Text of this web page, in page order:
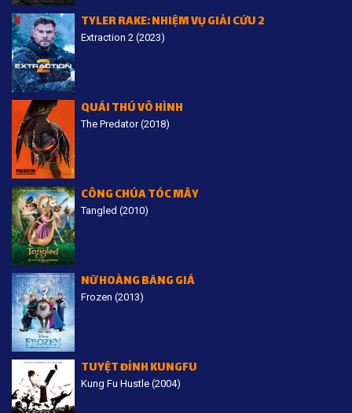
TYLER RAKE: NHIỆM VỤ GIẢI CỨU 2
Extraction 2 (2023)
QUÁI THÚ VÔ HÌNH
The Predator (2018)
CÔNG CHÚA TÓC MÂY
Tangled (2010)
NỮ HOÀNG BĂNG GIÁ
Frozen (2013)
TUYỆT ĐỈNH KUNGFU
Kung Fu Hustle (2004)